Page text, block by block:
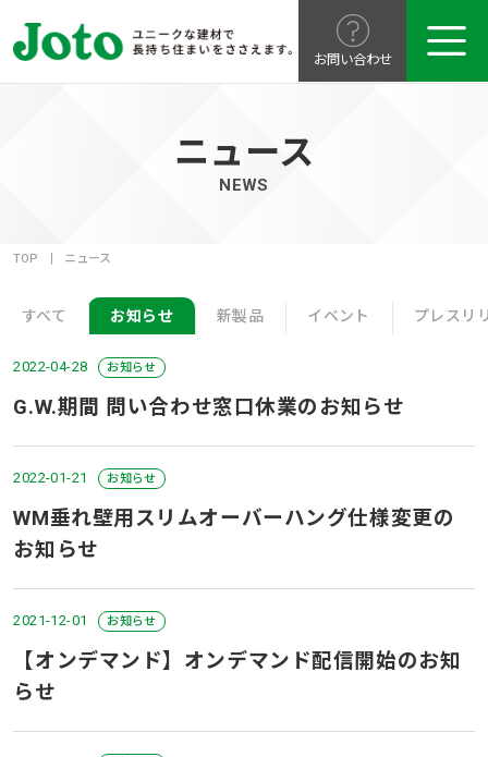
お問い合わせ
ニュース
NEWS
TOP ニュース
すべて お知らせ 新製品 イベント プレスリ
2022-04-28 お知らせ
G.W.期間 問い合わせ窓口休業のお知らせ
2022-01-21 お知らせ
WM垂れ壁用スリムオーバーハング仕様変更の
お知らせ
2021-12-01 お知らせ
【オンデマンド】オンデマンド配信開始のお知
らせ